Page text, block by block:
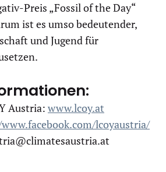
Preis „Fossil of the Day“
ist es umso bedeutender,
und Jugend für
Austria: www.lcoy.at
lcoyaustria/